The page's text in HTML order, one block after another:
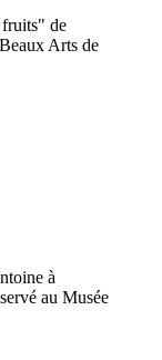
fruits" de
Arts de
à
au Musée